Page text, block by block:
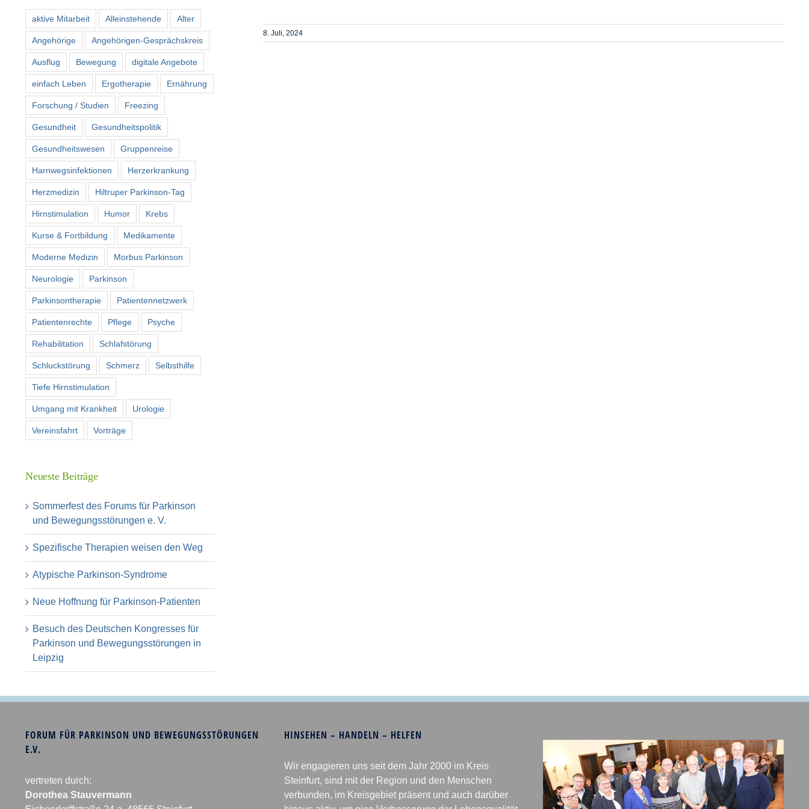
8. Juli, 2024
aktive Mitarbeit Alleinstehende Alter
Angehörige Angehörigen-Gesprächskreis
Ausflug Bewegung digitale Angebote
einfach Leben Ergotherapie Ernährung
Forschung / Studien Freezing
Gesundheit Gesundheitspolitik
Gesundheitswesen Gruppenreise
Harnwegsinfektionen Herzerkrankung
Herzmedizin Hiltruper Parkinson-Tag
Hirnstimulation Humor Krebs
Kurse & Fortbildung Medikamente
Moderne Medizin Morbus Parkinson
Neurologie Parkinson
Parkinsontherapie Patientennetzwerk
Patientenrechte Pflege Psyche
Rehabilitation Schlafstörung
Schluckstörung Schmerz Selbsthilfe
Tiefe Hirnstimulation
Umgang mit Krankheit Urologie
Vereinsfahrt Vorträge
Neueste Beiträge
Sommerfest des Forums für Parkinson
und Bewegungsstörungen e. V.
Spezifische Therapien weisen den Weg
Atypische Parkinson-Syndrome
Neue Hoffnung für Parkinson-Patienten
Besuch des Deutschen Kongresses für
Parkinson und Bewegungsstörungen in
Leipzig
FORUM FÜR PARKINSON UND BEWEGUNGSSTÖRUNGEN
E.V.
vertreten durch:
Dorothea Stauvermann
HINSEHEN – HANDELN – HELFEN
Wir engagieren uns seit dem Jahr 2000 im Kreis
Steinfurt, sind mit der Region und den Menschen
verbunden, im Kreisgebiet präsent und auch darüber